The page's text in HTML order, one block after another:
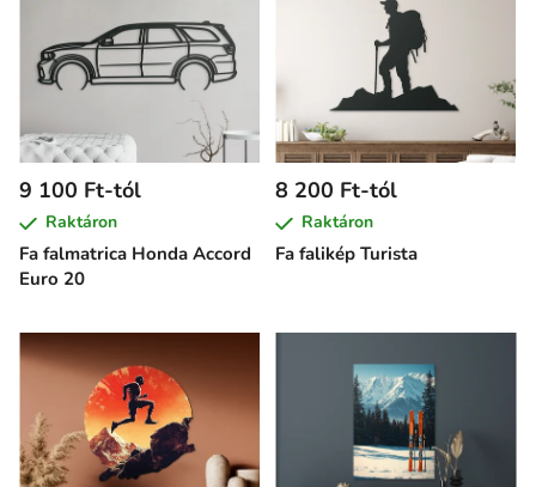
Fa falmatrica Honda Accord
Euro 20
9 100 Ft-tól
Raktáron
Fa falikép Turista
8 200 Ft-tól
Raktáron